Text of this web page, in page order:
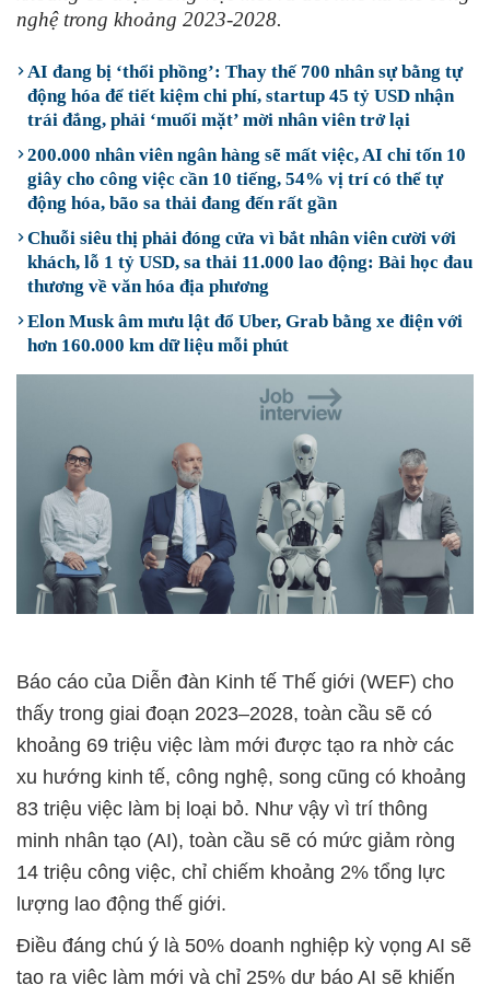
nghệ trong khoảng 2023-2028.
AI đang bị ‘thổi phồng’: Thay thế 700 nhân sự bằng tự
động hóa để tiết kiệm chi phí, startup 45 tỷ USD nhận
trái đắng, phải ‘muối mặt’ mời nhân viên trở lại
200.000 nhân viên ngân hàng sẽ mất việc, AI chỉ tốn 10
giây cho công việc cần 10 tiếng, 54% vị trí có thể tự
động hóa, bão sa thải đang đến rất gần
Chuỗi siêu thị phải đóng cửa vì bắt nhân viên cười với
khách, lỗ 1 tỷ USD, sa thải 11.000 lao động: Bài học đau
thương về văn hóa địa phương
Elon Musk âm mưu lật đổ Uber, Grab bằng xe điện với
hơn 160.000 km dữ liệu mỗi phút
Báo cáo của Diễn đàn Kinh tế Thế giới (WEF) cho
thấy trong giai đoạn 2023–2028, toàn cầu sẽ có
khoảng 69 triệu việc làm mới được tạo ra nhờ các
xu hướng kinh tế, công nghệ, song cũng có khoảng
83 triệu việc làm bị loại bỏ. Như vậy vì trí thông
minh nhân tạo (AI), toàn cầu sẽ có mức giảm ròng
14 triệu công việc, chỉ chiếm khoảng 2% tổng lực
lượng lao động thế giới.
Điều đáng chú ý là 50% doanh nghiệp kỳ vọng AI sẽ
tạo ra việc làm mới và chỉ 25% dự báo AI sẽ khiến